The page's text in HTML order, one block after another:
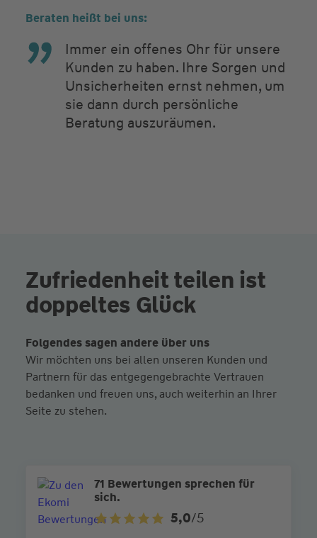
Beraten heißt bei uns:
Immer ein offenes Ohr für unsere
Kunden zu haben. Ihre Sorgen und
Unsicherheiten ernst nehmen, um
sie dann durch persönliche
Beratung auszuräumen.
Zufriedenheit teilen ist
doppeltes Glück
Folgendes sagen andere über uns
Wir möchten uns bei allen unseren Kunden und
Partnern für das entgegengebrachte Vertrauen
bedanken und freuen uns, auch weiterhin an Ihrer
Seite zu stehen.
71 Bewertungen sprechen für
sich.
5,0/5